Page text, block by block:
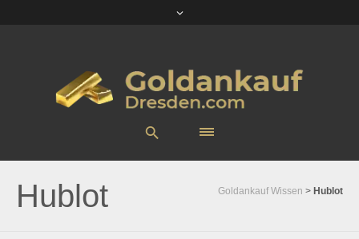
Hublot Goldankauf Wissen > Hublot